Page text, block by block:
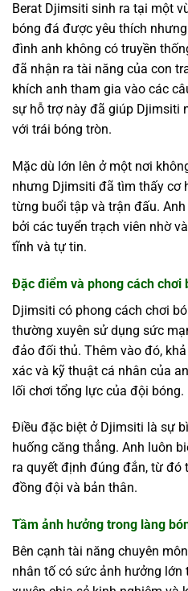
Berat Djimsiti sinh ra tại một
bóng đá được yêu thích
đình anh không có truyền
đã nhận ra tài năng của con
khích anh tham gia vào các
sự hỗ trợ này đã giúp Djimsiti
với trái bóng tròn.
Mặc dù lớn lên ở một nơi
nhưng Djimsiti đã tìm thấy cơ
từng buổi tập và trận đấu.
bởi các tuyển trạch viên nhờ
tĩnh và tự tin.
Đặc điểm và phong cách chơi
Djimsiti có phong cách chơi
thường xuyên sử dụng sức
đảo đối thủ. Thêm vào đó,
xác và kỹ thuật cá nhân của
lối chơi tổng lực của đội bóng.
Điều đặc biệt ở Djimsiti là sự
huống căng thẳng. Anh luôn
ra quyết định đúng đắn, từ đó
đồng đội và bản thân.
Tầm ảnh hưởng trong làng
Bên cạnh tài năng chuyên
nhân tố có sức ảnh hưởng